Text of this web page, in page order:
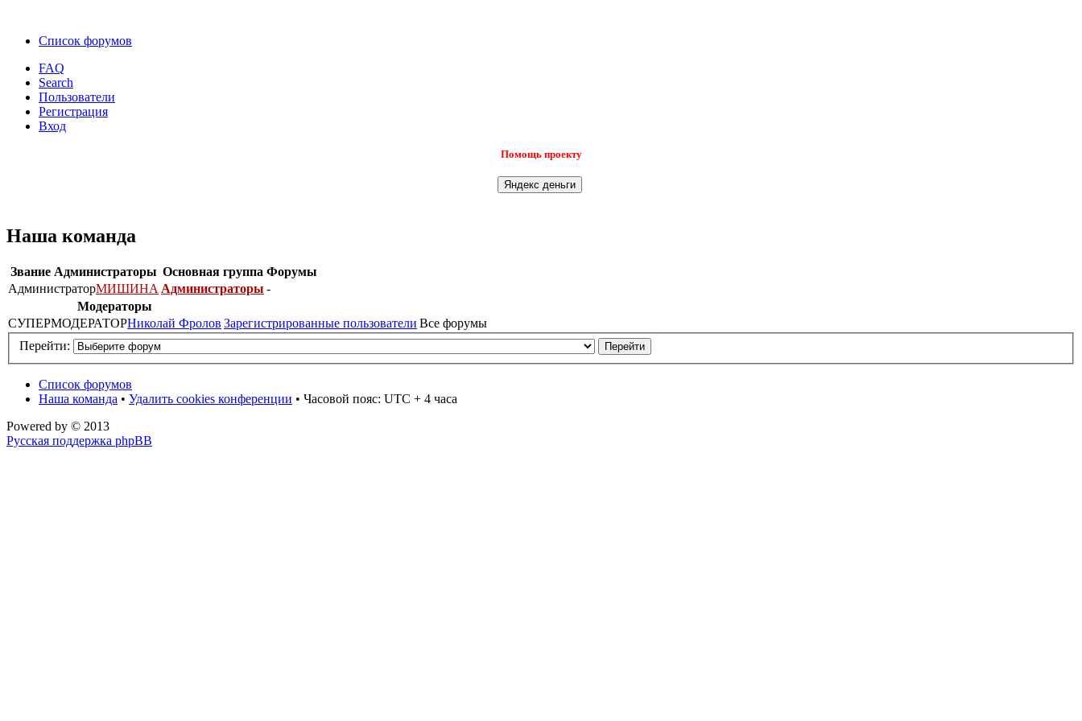
Список форумов
FAQ
Search
Пользователи
Регистрация
Вход
Помощь проекту
Наша команда
Звание Администраторы Основная группа Форумы
АдминистраторМИШИНА Администраторы -
Модераторы
СУПЕРМОДЕРАТОРНиколай Фролов Зарегистрированные пользователи Все форумы
Перейти:
Список форумов
Наша команда • Удалить cookies конференции • Часовой пояс: UTC + 4 часа
Powered by © 2013
Русская поддержка phpBB